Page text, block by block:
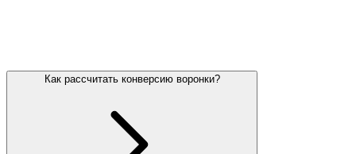
Как рассчитать конверсию воронки?